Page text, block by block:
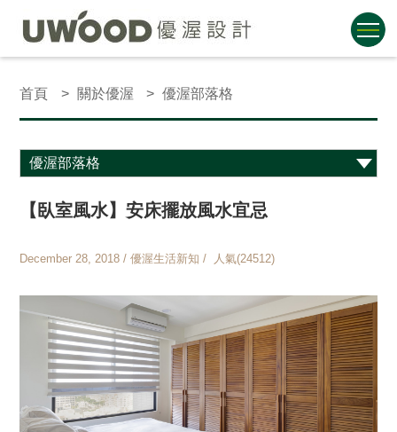
首頁 關於優渥 優渥部落格
【臥室風水】安床擺放風水宜忌
December 28, 2018 / 優渥生活新知 / 人氣(24512)